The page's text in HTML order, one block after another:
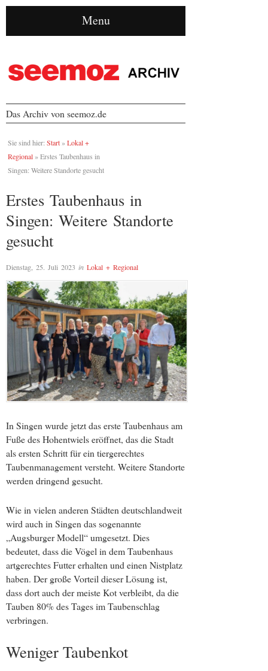
Menu
Das Archiv von seemoz.de
Sie sind hier: Start » Lokal +
Regional » Erstes Taubenhaus in
Singen: Weitere Standorte gesucht
Erstes Taubenhaus in
Singen: Weitere Standorte
gesucht
Dienstag, 25. Juli 2023 in Lokal + Regional
In Singen wurde jetzt das erste Taubenhaus am
Fuße des Hohentwiels eröffnet, das die Stadt
als ersten Schritt für ein tiergerechtes
Taubenmanagement versteht. Weitere Standorte
werden dringend gesucht.
Wie in vielen anderen Städten deutschlandweit
wird auch in Singen das sogenannte
„Augsburger Modell“ umgesetzt. Dies
bedeutet, dass die Vögel in dem Taubenhaus
artgerechtes Futter erhalten und einen Nistplatz
haben. Der große Vorteil dieser Lösung ist,
dass dort auch der meiste Kot verbleibt, da die
Tauben 80% des Tages im Taubenschlag
verbringen.
Weniger Taubenkot